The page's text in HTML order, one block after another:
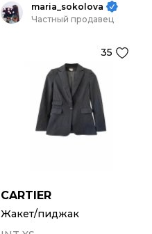
maria_sokolova
Частный продавец
35
CARTIER
Жакет/пиджак